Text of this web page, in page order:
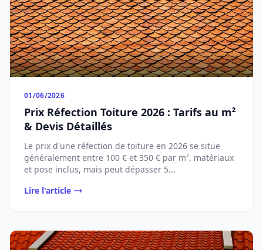
01/06/2026
Prix Réfection Toiture 2026 : Tarifs au m²
& Devis Détaillés
Le prix d'une réfection de toiture en 2026 se situe
généralement entre 100 € et 350 € par m², matériaux
et pose inclus, mais peut dépasser 5...
Lire l'article